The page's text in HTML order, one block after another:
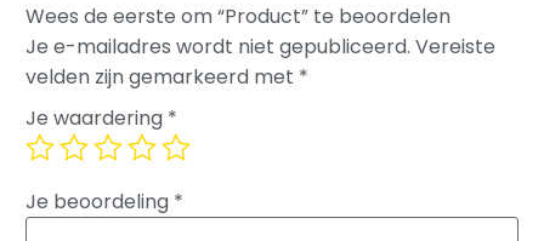
Wees de eerste om “Product” te beoordelen
Je e-mailadres wordt niet gepubliceerd. Vereiste
velden zijn gemarkeerd met *
Je waardering *
Je beoordeling *